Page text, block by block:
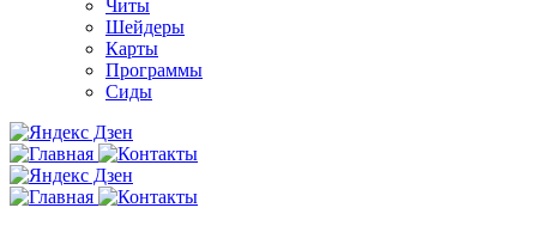
Читы
Шейдеры
Карты
Программы
Сиды